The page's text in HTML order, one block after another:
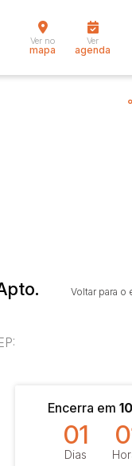
Ver no
mapa
Ver
agenda
Voltar para o
Encerra em
01
Dias